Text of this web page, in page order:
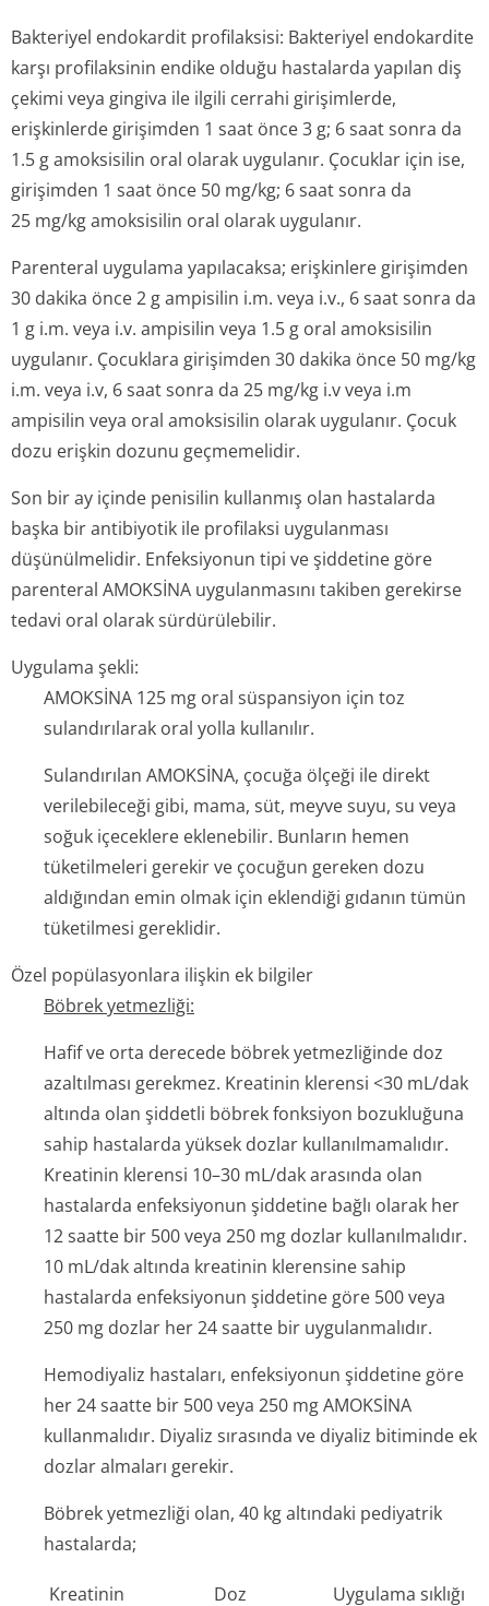
Bakteriyel endokardit profilaksisi: Bakteriyel endokardite
karşı profilaksinin endike olduğu hastalarda yapılan diş
çekimi veya gingiva ile ilgili cerrahi girişimlerde,
erişkinlerde girişimden 1 saat önce 3 g; 6 saat sonra da
1.5 g amoksisilin oral olarak uygulanır. Çocuklar için ise,
girişimden 1 saat önce 50 mg/kg; 6 saat sonra da
25 mg/kg amoksisilin oral olarak uygulanır.
Parenteral uygulama yapılacaksa; erişkinlere girişimden
30 dakika önce 2 g ampisilin i.m. veya i.v., 6 saat sonra da
1 g i.m. veya i.v. ampisilin veya 1.5 g oral amoksisilin
uygulanır. Çocuklara girişimden 30 dakika önce 50 mg/kg
i.m. veya i.v, 6 saat sonra da 25 mg/kg i.v veya i.m
ampisilin veya oral amoksisilin olarak uygulanır. Çocuk
dozu erişkin dozunu geçmemelidir.
Son bir ay içinde penisilin kullanmış olan hastalarda
başka bir antibiyotik ile profilaksi uygulanması
düşünülmelidir. Enfeksiyonun tipi ve şiddetine göre
parenteral AMOKSİNA uygulanmasını takiben gerekirse
tedavi oral olarak sürdürülebilir.
Uygulama şekli:
AMOKSİNA 125 mg oral süspansiyon için toz
sulandırılarak oral yolla kullanılır.
Sulandırılan AMOKSİNA, çocuğa ölçeği ile direkt
verilebileceği gibi, mama, süt, meyve suyu, su veya
soğuk içeceklere eklenebilir. Bunların hemen
tüketilmeleri gerekir ve çocuğun gereken dozu
aldığından emin olmak için eklendiği gıdanın tümün
tüketilmesi gereklidir.
Özel popülasyonlara ilişkin ek bilgiler
Böbrek yetmezliği:
Hafif ve orta derecede böbrek yetmezliğinde doz
azaltılması gerekmez. Kreatinin klerensi <30 mL/dak
altında olan şiddetli böbrek fonksiyon bozukluğuna
sahip hastalarda yüksek dozlar kullanılmamalıdır.
Kreatinin klerensi 10–30 mL/dak arasında olan
hastalarda enfeksiyonun şiddetine bağlı olarak her
12 saatte bir 500 veya 250 mg dozlar kullanılmalıdır.
10 mL/dak altında kreatinin klerensine sahip
hastalarda enfeksiyonun şiddetine göre 500 veya
250 mg dozlar her 24 saatte bir uygulanmalıdır.
Hemodiyaliz hastaları, enfeksiyonun şiddetine göre
her 24 saatte bir 500 veya 250 mg AMOKSİNA
kullanmalıdır. Diyaliz sırasında ve diyaliz bitiminde ek
dozlar almaları gerekir.
Böbrek yetmezliği olan, 40 kg altındaki pediyatrik
hastalarda;
Kreatinin
Doz Uygulama sıklığı